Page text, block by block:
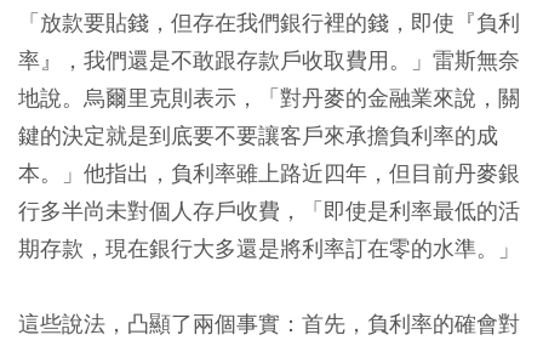
「放款要貼錢，但存在我們銀行裡的錢，即使『負利
率』，我們還是不敢跟存款戶收取費用。」雷斯無奈
地說。烏爾里克則表示，「對丹麥的金融業來說，關
鍵的決定就是到底要不要讓客戶來承擔負利率的成
本。」他指出，負利率雖上路近四年，但目前丹麥銀
行多半尚未對個人存戶收費，「即使是利率最低的活
期存款，現在銀行大多還是將利率訂在零的水準。」
這些說法，凸顯了兩個事實：首先，負利率的確會對